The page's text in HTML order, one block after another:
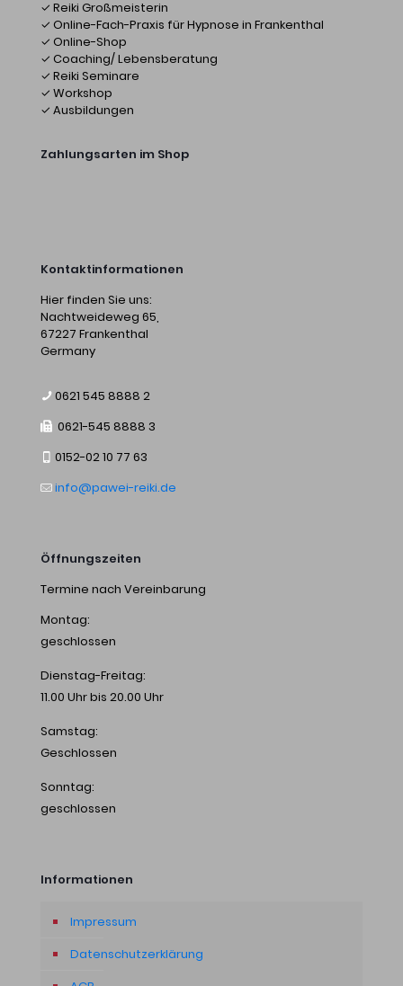
✓ Reiki Großmeisterin
✓ Online-Fach-Praxis für Hypnose in Frankenthal
✓ Online-Shop
✓ Coaching/ Lebensberatung
✓ Reiki Seminare
✓ Workshop
✓ Ausbildungen
Zahlungsarten im Shop
Kontaktinformationen
Hier finden Sie uns:
Nachtweideweg 65,
67227 Frankenthal
Germany
0621 545 8888 2
0621-545 8888 3
0152-02 10 77 63
info@pawei-reiki.de
Öffnungszeiten
Termine nach Vereinbarung
Montag:
geschlossen
Dienstag-Freitag:
11.00 Uhr bis 20.00 Uhr
Samstag:
Geschlossen
Sonntag:
geschlossen
Informationen
Impressum
Datenschutzerklärung